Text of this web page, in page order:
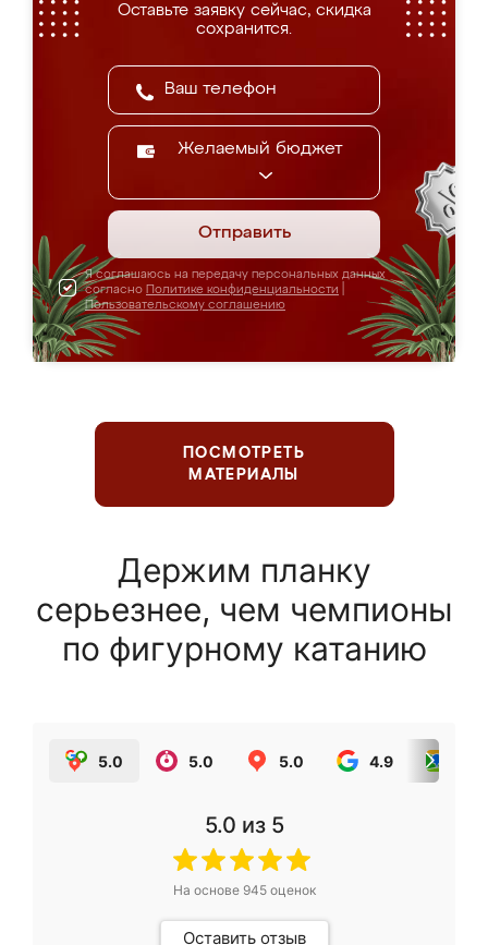
Оставьте заявку сейчас, скидка
сохранится.
Желаемый бюджет
Отправить
Я соглашаюсь на передачу персональных данных
согласно Политике конфиденциальности
Пользовательскому соглашению
ПОСМОТРЕТЬ
МАТЕРИАЛЫ
Держим планку
серьезнее, чем чемпионы
по фигурному катанию
5.0 5.0 5.0 4.9
5.0 из 5
На основе 945оценок
Оставить отзыв